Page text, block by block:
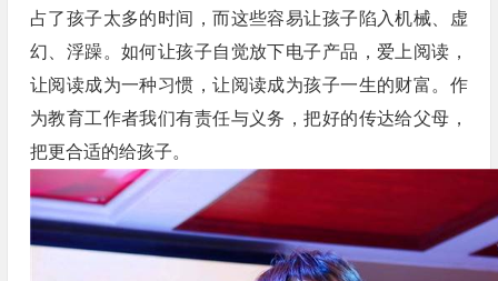
占了孩子太多的时间，而这些容易让孩子陷入机械、虚
幻、浮躁。如何让孩子自觉放下电子产品，爱上阅读，
让阅读成为一种习惯，让阅读成为孩子一生的财富。作
为教育工作者我们有责任与义务，把好的传达给父母，
把更合适的给孩子。